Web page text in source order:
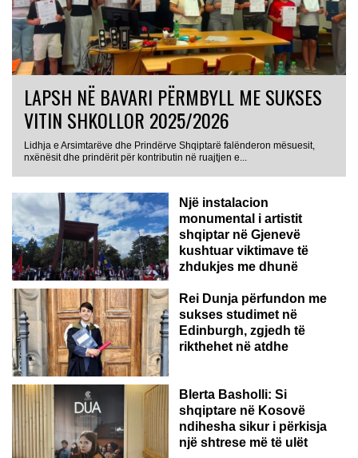
LAPSH NË BAVARI PËRMBYLL ME SUKSES
VITIN SHKOLLOR 2025/2026
Lidhja e Arsimtarëve dhe Prindërve Shqiptarë falënderon mësuesit,
nxënësit dhe prindërit për kontributin në ruajtjen e...
Një instalacion
monumental i artistit
shqiptar në Gjenevë
kushtuar viktimave të
zhdukjes me dhunë
Rei Dunja përfundon me
sukses studimet në
Edinburgh, zgjedh të
rikthehet në atdhe
Blerta Basholli: Si
shqiptare në Kosovë
ndihesha sikur i përkisja
një shtrese më të ulët